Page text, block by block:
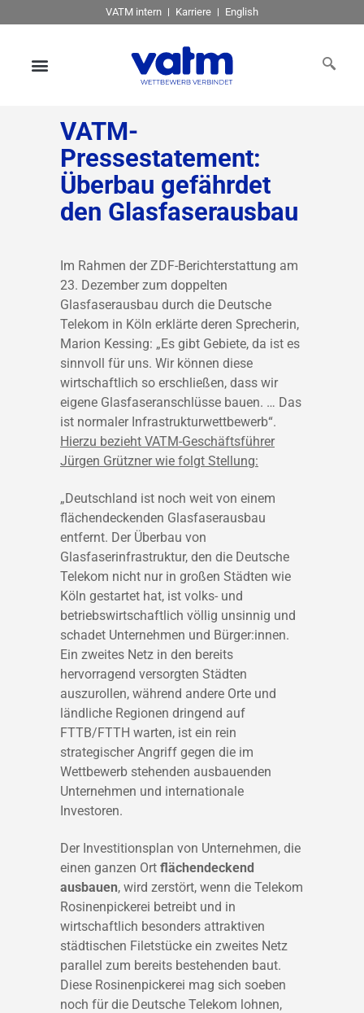
VATM intern Karriere English
VATM-
Pressestatement:
Überbau gefährdet
den Glasfaserausbau
Im Rahmen der ZDF-Berichterstattung am
23. Dezember zum doppelten
Glasfaserausbau durch die Deutsche
Telekom in Köln erklärte deren Sprecherin,
Marion Kessing: „Es gibt Gebiete, da ist es
sinnvoll für uns. Wir können diese
wirtschaftlich so erschließen, dass wir
eigene Glasfaseranschlüsse bauen. … Das
ist normaler Infrastrukturwettbewerb“.
Hierzu bezieht VATM-Geschäftsführer
Jürgen Grützner wie folgt Stellung:
„Deutschland ist noch weit von einem
flächendeckenden Glasfaserausbau
entfernt. Der Überbau von
Glasfaserinfrastruktur, den die Deutsche
Telekom nicht nur in großen Städten wie
Köln gestartet hat, ist volks- und
betriebswirtschaftlich völlig unsinnig und
schadet Unternehmen und Bürger:innen.
Ein zweites Netz in den bereits
hervorragend versorgten Städten
auszurollen, während andere Orte und
ländliche Regionen dringend auf
FTTB/FTTH warten, ist ein rein
strategischer Angriff gegen die im
Wettbewerb stehenden ausbauenden
Unternehmen und internationale
Investoren.
Der Investitionsplan von Unternehmen, die
einen ganzen Ort flächendeckend
ausbauen, wird zerstört, wenn die Telekom
Rosinenpickerei betreibt und in
wirtschaftlich besonders attraktiven
städtischen Filetstücke ein zweites Netz
parallel zum bereits bestehenden baut.
Diese Rosinenpickerei mag sich soeben
noch für die Deutsche Telekom lohnen,